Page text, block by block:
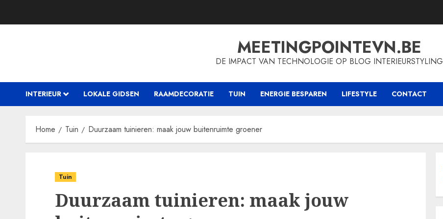
MEETINGPOINTEVN.BE
DE IMPACT VAN TECHNOLOGIE OP BLOG INTERIEURSTYLING
INTERIEUR LOKALE GIDSEN RAAMDECORATIE TUIN ENERGIE BESPAREN LIFESTYLE CONTACT
Home Tuin Duurzaam tuinieren: maak jouw buitenruimte groener
Tuin
Duurzaam tuinieren: maak jouw